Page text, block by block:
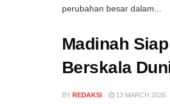
perubahan besar dalam...
Madinah
Berskala
BY REDAKSI 13 MARCH 2026